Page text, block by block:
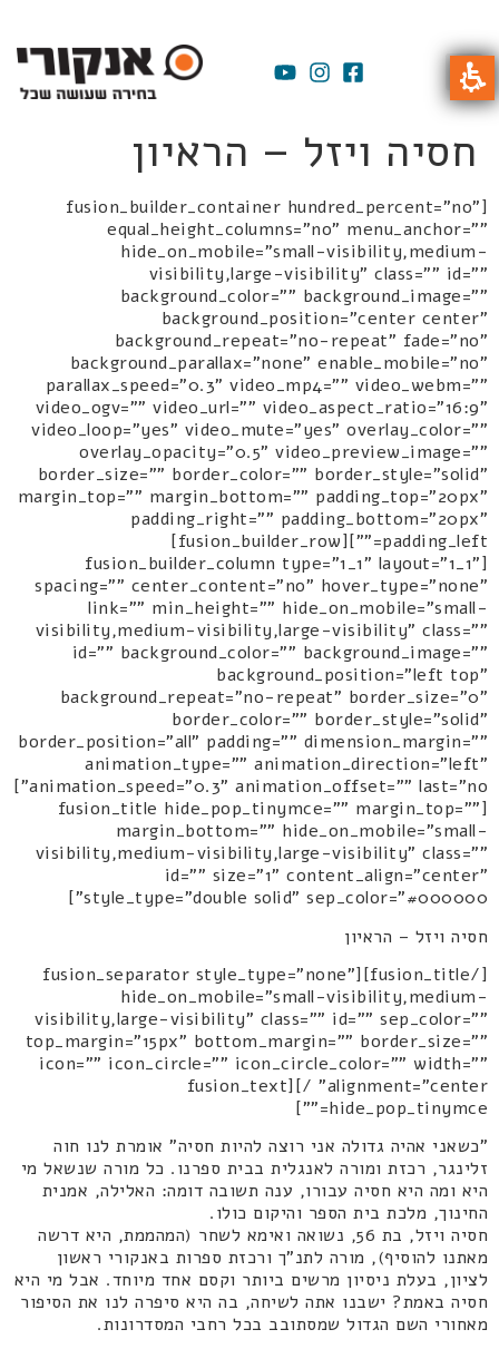
חסיה ויזל – הראיון
[fusion_builder_container hundred_percent="no"
equal_height_columns="no" menu_anchor=""
hide_on_mobile="small-visibility,medium-
visibility,large-visibility" class="" id=""
background_color="" background_image=""
background_position="center center"
background_repeat="no-repeat" fade="no"
background_parallax="none" enable_mobile="no"
parallax_speed="0.3" video_mp4="" video_webm=""
video_ogv="" video_url="" video_aspect_ratio="16:9"
video_loop="yes" video_mute="yes" overlay_color=""
overlay_opacity="0.5" video_preview_image=""
border_size="" border_color="" border_style="solid"
margin_top="" margin_bottom="" padding_top="20px"
padding_right="" padding_bottom="20px"
padding_left=""][fusion_builder_row]
[fusion_builder_column type="1_1" layout="1_1"
spacing="" center_content="no" hover_type="none"
link="" min_height="" hide_on_mobile="small-
visibility,medium-visibility,large-visibility" class=""
id="" background_color="" background_image=""
background_position="left top"
background_repeat="no-repeat" border_size="0"
border_color="" border_style="solid"
border_position="all" padding="" dimension_margin=""
animation_type="" animation_direction="left"
animation_speed="0.3" animation_offset="" last="no"]
[fusion_title hide_pop_tinymce="" margin_top=""
margin_bottom="" hide_on_mobile="small-
visibility,medium-visibility,large-visibility" class=""
id="" size="1" content_align="center"
style_type="double solid" sep_color="#000000"]
חסיה ויזל – הראיון
[/fusion_title][fusion_separator style_type="none"
hide_on_mobile="small-visibility,medium-
visibility,large-visibility" class="" id="" sep_color=""
top_margin="15px" bottom_margin="" border_size=""
icon="" icon_circle="" icon_circle_color="" width=""
alignment="center" /][fusion_text
hide_pop_tinymce=""]
"כשאני אהיה גדולה אני רוצה להיות חסיה" אומרת לנו חוה
זלינגר, רכזת ומורה לאנגלית בבית ספרנו. כל מורה שנשאל מי
היא ומה היא חסיה עבורו, ענה תשובה דומה: האלילה, אמנית
החינוך, מלכת בית הספר והיקום כולו.
חסיה ויזל, בת 56, נשואה ואימא לשחר (המהממת, היא דרשה
מאתנו להוסיף), מורה לתנ"ך ורכזת ספרות באנקורי ראשון
לציון, בעלת ניסיון מרשים ביותר וקסם אחד מיוחד. אבל מי היא
חסיה באמת? ישבנו אתה לשיחה, בה היא סיפרה לנו את הסיפור
מאחורי השם הגדול שמסתובב בכל רחבי המסדרונות.